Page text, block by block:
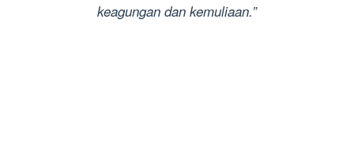
keagungan dan kemuliaan.”